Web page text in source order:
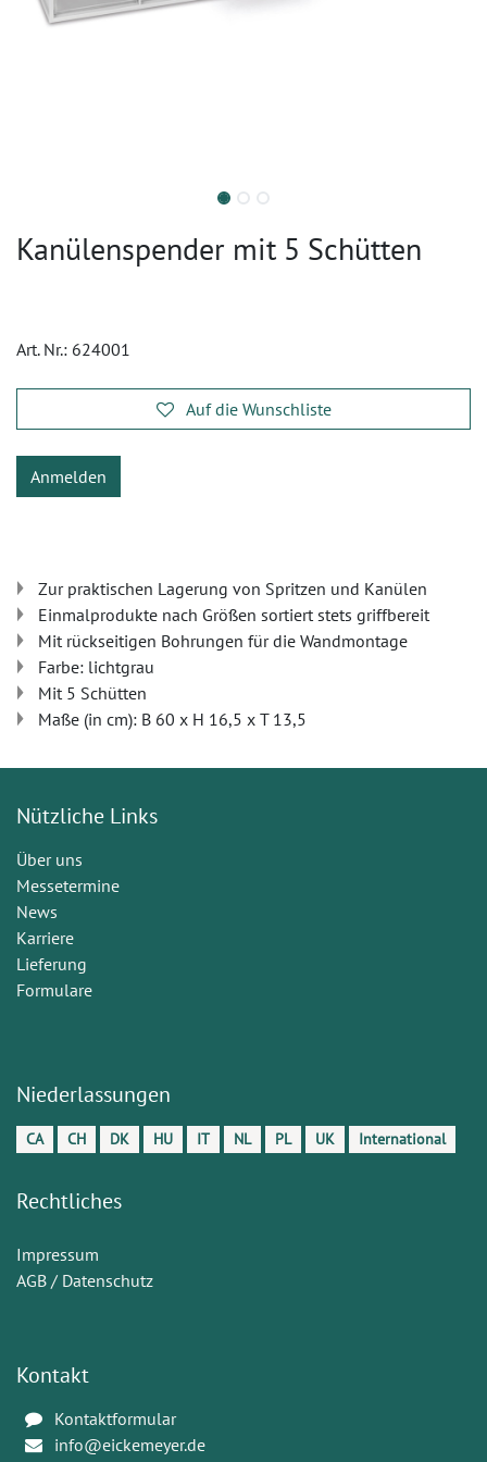
Kanülenspender mit 5 Schütten
Art. Nr.: 624001
Auf die Wunschliste
Anmelden
Zur praktischen Lagerung von Spritzen und Kanülen
Einmalprodukte nach Größen sortiert stets griffbereit
Mit rückseitigen Bohrungen für die Wandmontage
Farbe: lichtgrau
Mit 5 Schütten
Maße (in cm): B 60 x H 16,5 x T 13,5
Nützliche Links
Über uns
Messetermine
News
Karriere
Lieferung
Formulare
Niederlassungen
CA CH DK HU IT NL PL UK International
Rechtliches
Impressum
AGB / Datenschutz
Kontakt
Kontaktformular
info@eickemeyer.de